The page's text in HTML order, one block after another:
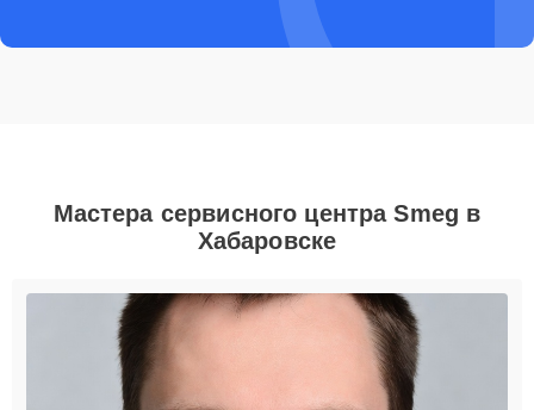
Мастера сервисного центра Smeg в
Хабаровске